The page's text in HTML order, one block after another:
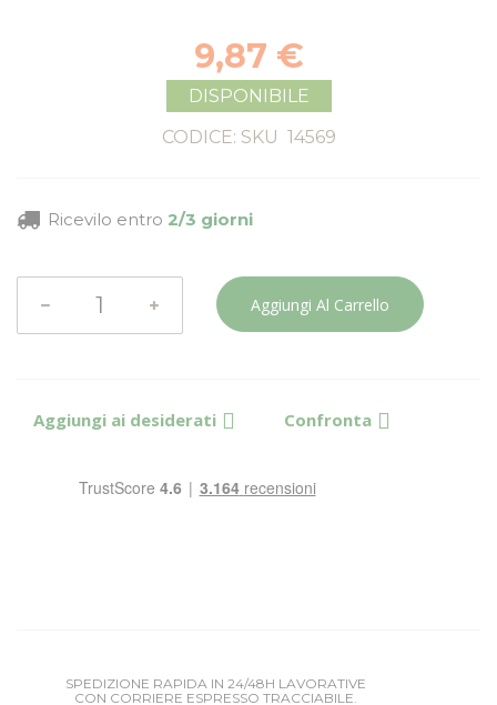
9,87 €
DISPONIBILE
CODICE: SKU 14569
Ricevilo entro 2/3 giorni
Aggiungi Al Carrello
Aggiungi ai desiderati Confronta
SPEDIZIONE RAPIDA IN 24/48H LAVORATIVE
CON CORRIERE ESPRESSO TRACCIABILE.